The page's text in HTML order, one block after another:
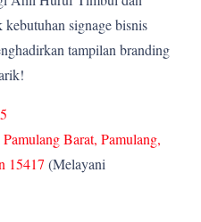
signage bisnis
tampilan branding
Barat, Pamulang,
15417 (Melayani